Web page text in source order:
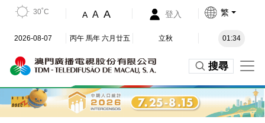
30˚C A A A 登入 繁
2026-08-07 丙午 馬年 六月廿五 立秋 01:34
搜尋